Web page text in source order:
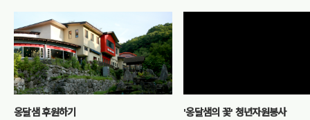
옹달샘 후원하기
'옹달샘의 꽃' 청년자원봉사